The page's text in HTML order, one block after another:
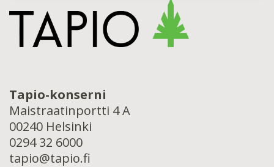
Tapio-konserni
Maistraatinportti 4 A
00240 Helsinki
0294 32 6000
tapio@tapio.fi